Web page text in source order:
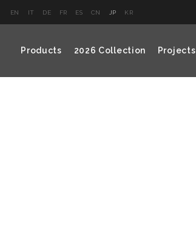
EN IT DE FR ES CN JP KR
Products 2026 Collection Projects